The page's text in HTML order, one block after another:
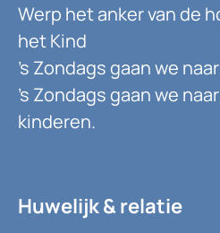
Werp het anker van de
het Kind
’s Zondags gaan we
’s Zondags gaan we
kinderen.
Huwelijk & relatie